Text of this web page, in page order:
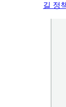
길 정